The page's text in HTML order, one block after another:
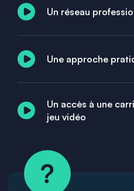
Un réseau
Une approche
Un accès à une
jeu vidéo